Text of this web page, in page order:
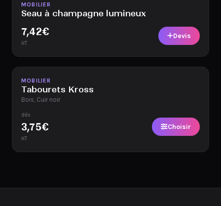
Disponible
MOBILIER
Seau à champagne lumineux
7,42€
HT
Devis
Disponible
MOBILIER
Tabourets Kross
Bois, Cuir noir
dès
3,75€
HT
Choisir